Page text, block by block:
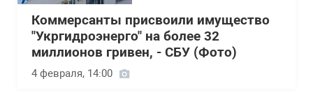
Коммерсанты присвоили имущество
"Укргидроэнерго" на более 32
миллионов гривен, - СБУ (Фото)
4 февраля, 14:00